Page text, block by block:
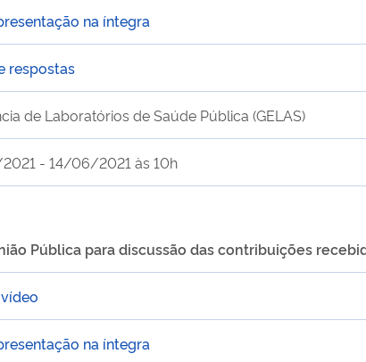
na íntegra
respostas
de Laboratórios de Saúde Pública (GELAS)
- 14/06/2021 às 10h
Pública para discussão das contribuições
na íntegra